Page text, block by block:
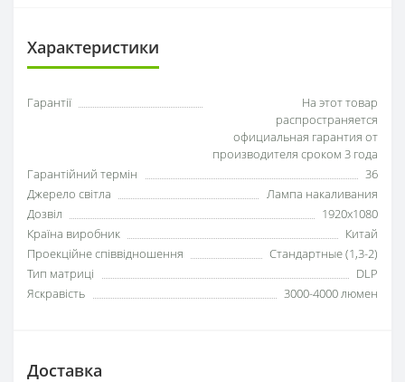
Характеристики
Гарантії
На этот товар
распространяется
официальная гарантия от
производителя сроком 3 года
Гарантійний термін
36
Джерело світла
Лампа накаливания
Дозвіл
1920x1080
Країна виробник
Китай
Проекційне співвідношення
Стандартные (1,3-2)
Тип матриці
DLP
Яскравість
3000-4000 люмен
Доставка